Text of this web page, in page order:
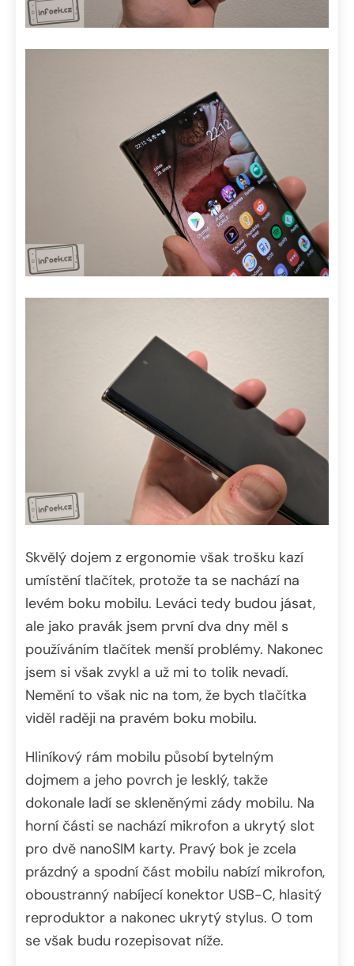
Skvělý dojem z ergonomie však trošku kazí
umístění tlačítek, protože ta se nachází na
levém boku mobilu. Leváci tedy budou jásat,
ale jako pravák jsem první dva dny měl s
používáním tlačítek menší problémy. Nakonec
jsem si však zvykl a už mi to tolik nevadí.
Nemění to však nic na tom, že bych tlačítka
viděl raději na pravém boku mobilu.
Hliníkový rám mobilu působí bytelným
dojmem a jeho povrch je lesklý, takže
dokonale ladí se skleněnými zády mobilu. Na
horní části se nachází mikrofon a ukrytý slot
pro dvě nanoSIM karty. Pravý bok je zcela
prázdný a spodní část mobilu nabízí mikrofon,
oboustranný nabíjecí konektor USB-C, hlasitý
reproduktor a nakonec ukrytý stylus. O tom
se však budu rozepisovat níže.